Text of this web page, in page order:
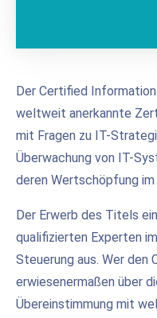
Der Certified
weltweit anerkannte
mit Fragen zu IT-
Überwachung von IT-
deren Wertschöpfung
Der Erwerb des Titels
qualifizierten Experten
Steuerung aus. Wer
erwiesenermaßen über
Übereinstimmung mit